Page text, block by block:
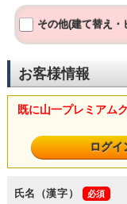
その他(建て替え
お客様情報
既に山一プレミアム
氏名（漢字）